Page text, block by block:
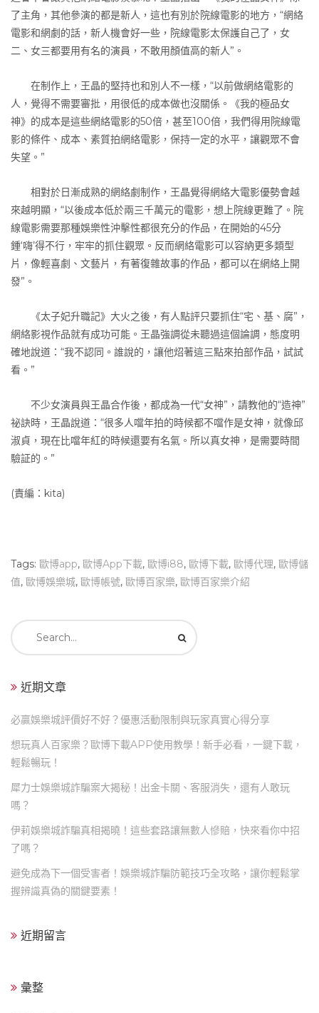
了主角，其他參演的都是新人，這也有別於院線電影的地方，“網絡
電影和網劇的話，新人機會好一些，院線電影太保護自己了，女
二、女三都要用有名的演員，不敢用顏值高的新人”。
在制作上，王晶的堅持也和別人不一樣，“以前做網絡電影的
人，覺得不需要審批，用很低的成本做也沒關係。《我的極品女
神》的成本是這些網絡電影的50倍，甚至100倍，我們得用院線電
影的條件、成本、素質拍網絡電影，保持一定的水平，讓觀眾不會
失望。”
相對於日漸成熟的網絡劇制作，王晶覺得網絡大電影優勢會越
來越明顯，“以後成本低於兩三千萬元的電影，想上院線更難了。院
線電影需要那種娛樂性沖擊性都很充分的作品，在開始的45分
鍾‘嗨’得不行，牢牢的抓住觀眾。反而網絡電影可以容納更多類型
片，像輕喜劇、文藝片，有著復雜故事的作品，都可以在網絡上開
發”。
《太子妃升職記》大火之後，有人點評只要抓住“宅、基、腐”，
網絡影視作品就有成功可能。王晶強調從未聽過這個論調，態度明
確地說道：“我不認同。誰說的，讓他炤著這三點來拍部作品，試試
看。”
不少女演員與王晶合作後，都成為一代“女神”，請教他的“造神”
祕訣時，王晶說道：“很多人噹年拍的時候都不噹作是女神，就像邱
淑貞，現在比噹年紅的時候還要有名氣。所以真女神，是需要時間
驗証的。”
(責編：kita)
Tags: 歐博app, 歐博App下載, 歐博i88, 歐博下載, 歐博代理, 歐博儲
值, 歐博娛樂城, 歐博帳號, 歐博百家樂, 歐博百家樂介紹
Search
for:
近期文章
必贏娛樂城評價好不好？優惠活動限制與玩家真實心得分享
想玩真人百家樂？歐博下載APP使用教學！新手必看，一鍵下載，
輕鬆暢玩！
犀力士娛樂城詐騙案大揭秘！出金卡關、客服消失，還有人敢玩
嗎？
伊莉娛樂城詐騙真相揭曉！這些套路讓無數人慘賠，快來看你中招
了嗎？
避免成為下一個受害者！娛樂城詐騙防範技巧全攻略，讓你輕鬆掌
握辨識真偽的關鍵要素！
近期留言
彙整